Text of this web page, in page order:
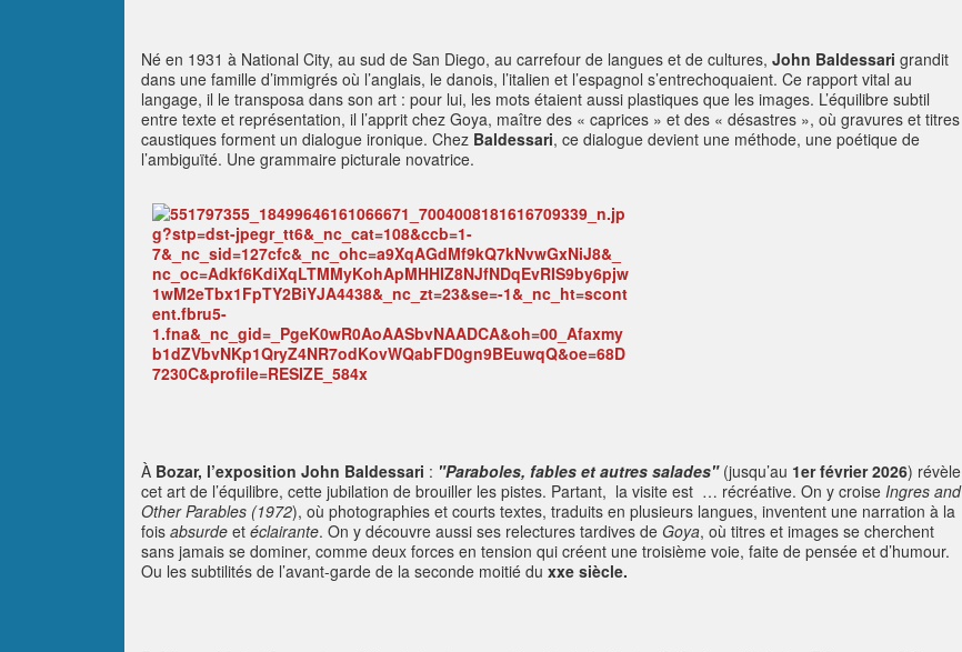
Né en 1931 à National City, au sud de San Diego, au carrefour de langues et de cultures, John Baldessari grandit
dans une famille d’immigrés où l’anglais, le danois, l’italien et l’espagnol s’entrechoquaient. Ce rapport vital au
langage, il le transposa dans son art : pour lui, les mots étaient aussi plastiques que les images. L’équilibre subtil
entre texte et représentation, il l’apprit chez Goya, maître des « caprices » et des « désastres », où gravures et titres
caustiques forment un dialogue ironique. Chez Baldessari, ce dialogue devient une méthode, une poétique de
l’ambiguïté. Une grammaire picturale novatrice.
À Bozar, l’exposition John Baldessari : "Paraboles, fables et autres salades" (jusqu’au 1er février 2026) révèle
cet art de l’équilibre, cette jubilation de brouiller les pistes. Partant, la visite est … récréative. On y croise Ingres and
Other Parables (1972), où photographies et courts textes, traduits en plusieurs langues, inventent une narration à la
fois absurde et éclairante. On y découvre aussi ses relectures tardives de Goya, où titres et images se cherchent
sans jamais se dominer, comme deux forces en tension qui créent une troisième voie, faite de pensée et d’humour.
Ou les subtilités de l’avant-garde de la seconde moitié du xxe siècle.